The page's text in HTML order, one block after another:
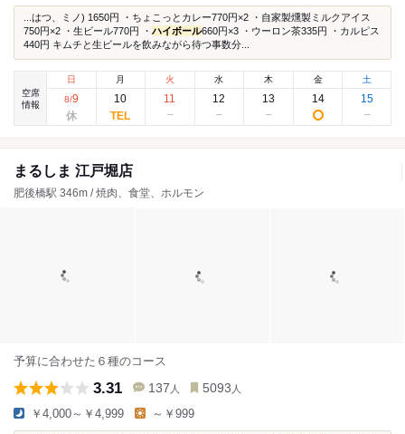
...はつ、ミノ) 1650円 ・ちょこっとカレー770円×2 ・自家製燻製ミルクアイス
750円×2 ・生ビール770円 ・ ハイボール660円×3 ・ウーロン茶335円 ・カルピス
440円 キムチと生ビールを飲みながら待つ事数分...
空席
情報
日
8/9
月
10
火
11
水
12
木
13
金
14
土
15
まるしま 江戸堀店
肥後橋駅 346m / 焼肉、食堂、ホルモン
予算に合わせた６種のコース
3.31 137 人 5093 人
￥4,000～￥4,999 ～￥999